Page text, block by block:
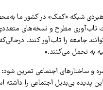
شبکه «کمک» در کشور ما
تاب‌آوری مطرح و نسخه‌های
جامعه را تاب‌آور کنند.
به تحمل می‌کنند.»
و ساختارهای اجتماعی تمرین شود:
پدیده بی‌بدیل اجتماعی را